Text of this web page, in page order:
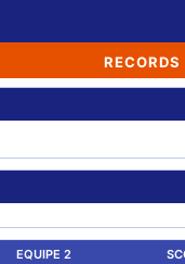
EQUIPE 2